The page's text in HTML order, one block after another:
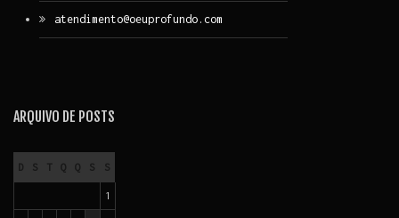
atendimento@oeuprofundo.com
ARQUIVO DE POSTS
D S T Q Q S S
1